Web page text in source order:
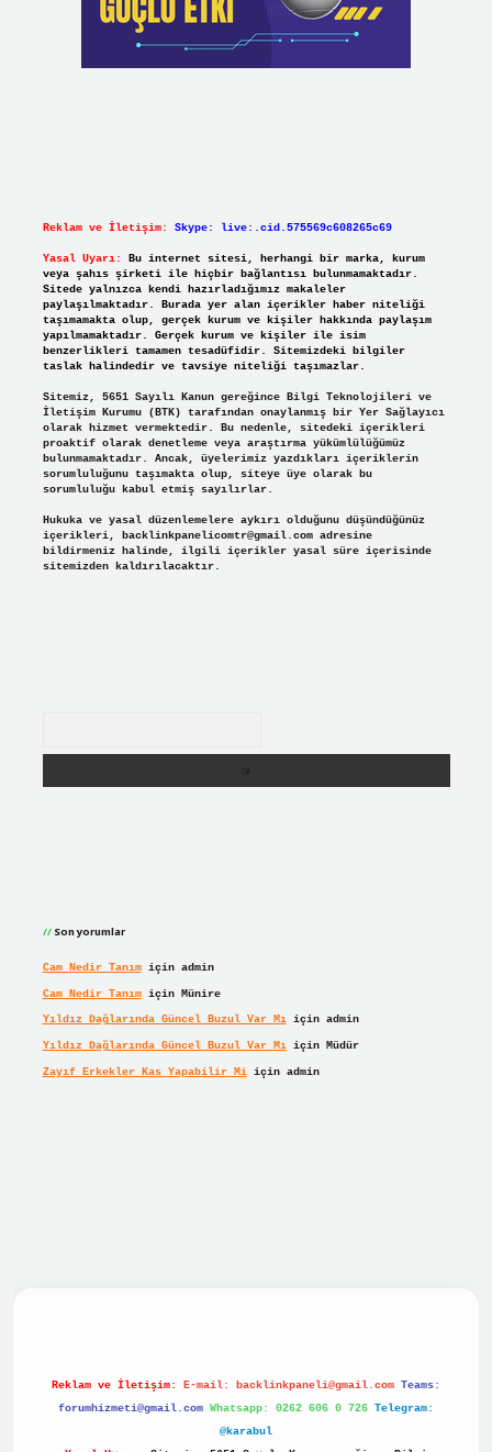
Reklam ve İletişim: Skype: live:.cid.575569c608265c69
Yasal Uyarı:
Bu internet sitesi, herhangi bir marka, kurum
veya şahıs şirketi ile hiçbir bağlantısı bulunmamaktadır.
Sitede yalnızca kendi hazırladığımız makaleler
paylaşılmaktadır. Burada yer alan içerikler haber niteliği
taşımamakta olup, gerçek kurum ve kişiler hakkında paylaşım
yapılmamaktadır. Gerçek kurum ve kişiler ile isim
benzerlikleri tamamen tesadüfidir. Sitemizdeki bilgiler
taslak halindedir ve tavsiye niteliği taşımazlar.
Sitemiz, 5651 Sayılı Kanun gereğince Bilgi Teknolojileri ve
İletişim Kurumu (BTK) tarafından onaylanmış bir Yer Sağlayıcı
olarak hizmet vermektedir. Bu nedenle, sitedeki içerikleri
proaktif olarak denetleme veya araştırma yükümlülüğümüz
bulunmamaktadır. Ancak, üyelerimiz yazdıkları içeriklerin
sorumluluğunu taşımakta olup, siteye üye olarak bu
sorumluluğu kabul etmiş sayılırlar.
Hukuka ve yasal düzenlemelere aykırı olduğunu düşündüğünüz
içerikleri, backlinkpanelicomtr@gmail.comadresine
bildirmeniz halinde, ilgili içerikler yasal süre içerisinde
sitemizden kaldırılacaktır.
Son yorumlar
Cam Nedir Tanımiçin admin
Cam Nedir Tanımiçin Münire
Yıldız Dağlarında Güncel Buzul Var Mıiçin admin
Yıldız Dağlarında Güncel Buzul Var Mıiçin Müdür
Zayıf Erkekler Kas Yapabilir Miiçin admin
Reklam ve İletişim: E-mail: backlinkpaneli@gmail.com Teams:
forumhizmeti@gmail.com Whatsapp: 0262 606 0 726 Telegram:
@karabul